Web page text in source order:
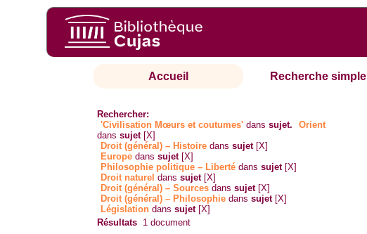
Accueil Recherche simple
Rechercher:
'Civilisation Mœurs et coutumes' danssujet.
Orient
danssujet [X]
Droit (général) – Histoire danssujet [X]
Europe danssujet [X]
Philosophie politique – Liberté danssujet [X]
Droit naturel danssujet [X]
Droit (général) – Sources danssujet [X]
Droit (général) – Philosophie danssujet [X]
Législation danssujet [X]
Résultats 1 document